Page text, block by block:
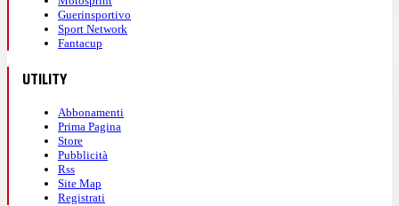
Guerinsportivo
Sport Network
Fantacup
UTILITY
Abbonamenti
Prima Pagina
Store
Pubblicità
Rss
Site Map
Registrati